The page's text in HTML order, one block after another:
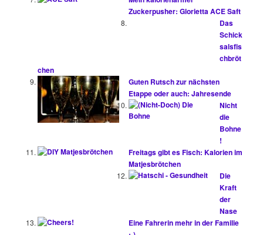
Zuckerpusher: Glorietta ACE Saft
Das
Schick
salsfis
chbröt
chen
Guten Rutsch zur nächsten
Etappe oder auch: Jahresende
Nicht
die
Bohne
!
Freitags gibt es Fisch: Kalorien im
Matjesbrötchen
Die
Kraft
der
Nase
Eine Fahrerin mehr in der Familie